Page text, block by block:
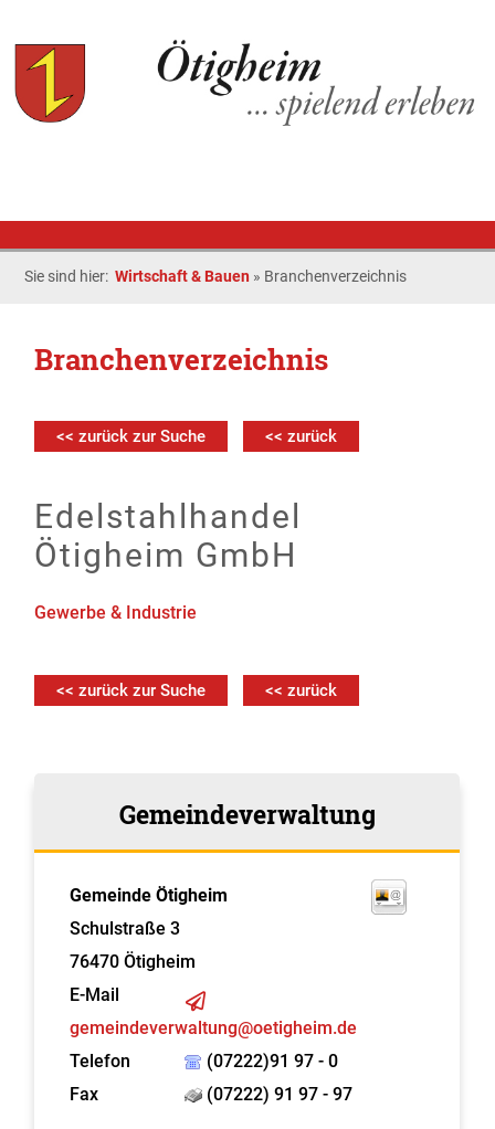
Sie sind hier:Wirtschaft & Bauen » Branchenverzeichnis
Branchenverzeichnis
<< zurück zur Suche << zurück
Edelstahlhandel
Ötigheim GmbH
Gewerbe & Industrie
<< zurück zur Suche << zurück
Gemeindeverwaltung
Gemeinde Ötigheim
Schulstraße 3
76470 Ötigheim
E-Mail
gemeindeverwaltung@oetigheim.de
Telefon
(07222)91 97 - 0
Fax
(07222) 91 97 - 97